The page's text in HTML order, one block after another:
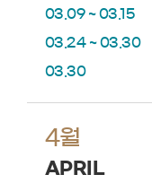
03.09 ~ 03.15
03.24 ~ 03.30
03.30
4월
APRIL